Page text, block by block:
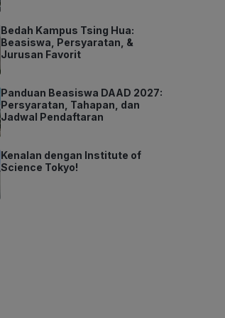
Bedah Kampus Tsing Hua:
Beasiswa, Persyaratan, &
Jurusan Favorit
Panduan Beasiswa DAAD 2027:
Persyaratan, Tahapan, dan
Jadwal Pendaftaran
Kenalan dengan Institute of
Science Tokyo!